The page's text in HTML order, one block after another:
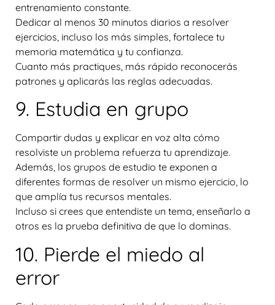
entrenamiento constante.
Dedicar al menos 30 minutos diarios a resolver
ejercicios, incluso los más simples, fortalece tu
memoria matemática y tu confianza.
Cuanto más practiques, más rápido reconocerás
patrones y aplicarás las reglas adecuadas.
9. Estudia en grupo
Compartir dudas y explicar en voz alta cómo
resolviste un problema refuerza tu aprendizaje.
Además, los grupos de estudio te exponen a
diferentes formas de resolver un mismo ejercicio, lo
que amplía tus recursos mentales.
Incluso si crees que entendiste un tema, enseñarlo a
otros es la prueba definitiva de que lo dominas.
10. Pierde el miedo al
error